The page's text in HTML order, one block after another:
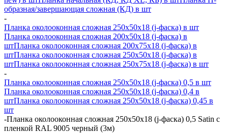
образная/завершающая сложная (КД) в шт
-
Планка околооконная сложная 250х50х18 (j-фаска) в шт
Планка околооконная сложная 200х50х18 (j-фаска) в
штПланка околооконная сложная 200х75х18 (j-фаска) в
штПланка околооконная сложная 250х50х18 (j-фаска) в
штПланка околооконная сложная 250х75х18 (j-фаска) в шт
-
Планка околооконная сложная 250х50х18 (j-фаска) 0,5 в шт
Планка околооконная сложная 250х50х18 (j-фаска) 0,4 в
штПланка околооконная сложная 250х50х18 (j-фаска) 0,45 в
шт
-Планка околооконная сложная 250х50х18 (j-фаска) 0,5 Satin с
пленкой RAL 9005 черный (3м)